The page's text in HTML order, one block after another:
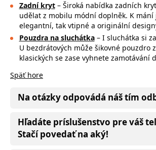
Zadní kryt– Široká nabídka zadních
udělat z mobilu módní doplněk. K mání
elegantní, tak vtipné a originální
Pouzdra na sluchátka– I sluchátka si
U bezdrátových může šikovné pouzdro
klasických se zase vyhnete zamotávání
Späť hore
Na otázky odpovádá náš tím
Hľadáte príslušenstvo pre váš
Stačí povedať na aký!